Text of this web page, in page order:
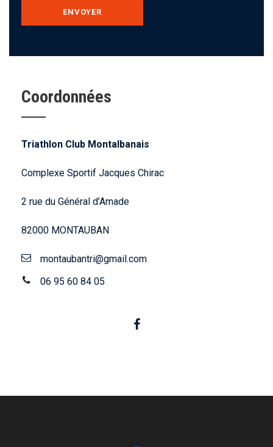
Coordonnées
Triathlon Club Montalbanais
Complexe Sportif Jacques Chirac
2 rue du Général d’Amade
82000 MONTAUBAN
montaubantri@gmail.com
06 95 60 84 05